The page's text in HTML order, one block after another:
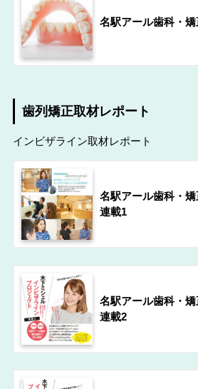
名駅アール歯科・
歯列矯正取材レポート
インビザライン取材レポート
名駅アール歯科・
連載1
名駅アール歯科・
連載2